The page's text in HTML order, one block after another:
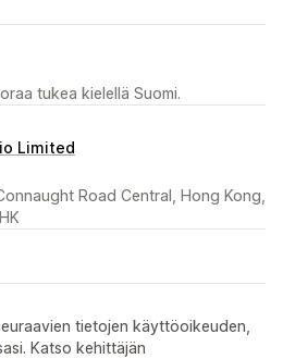
tukea kielellä Suomi.
Limited
Road Central, Hong Kong,
tietojen käyttöoikeuden,
Katso kehittäjän